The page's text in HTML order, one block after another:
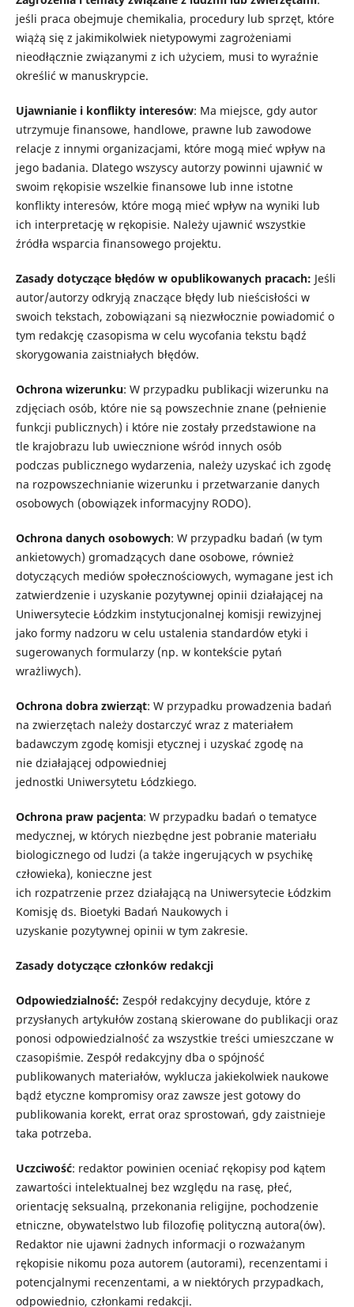
jeśli praca obejmuje chemikalia, procedury lub sprzęt, które
wiążą się z jakimikolwiek nietypowymi zagrożeniami
nieodłącznie związanymi z ich użyciem, musi to wyraźnie
określić w manuskrypcie.
Ujawnianie i konflikty interesów: Ma miejsce, gdy autor
utrzymuje finansowe, handlowe, prawne lub zawodowe
relacje z innymi organizacjami, które mogą mieć wpływ na
jego badania. Dlatego wszyscy autorzy powinni ujawnić w
swoim rękopisie wszelkie finansowe lub inne istotne
konflikty interesów, które mogą mieć wpływ na wyniki lub
ich interpretację w rękopisie. Należy ujawnić wszystkie
źródła wsparcia finansowego projektu.
Zasady dotyczące błędów w opublikowanych pracach: Jeśli
autor/autorzy odkryją znaczące błędy lub nieścisłości w
swoich tekstach, zobowiązani są niezwłocznie powiadomić o
tym redakcję czasopisma w celu wycofania tekstu bądź
skorygowania zaistniałych błędów.
Ochrona wizerunku: W przypadku publikacji wizerunku na
zdjęciach osób, które nie są powszechnie znane (pełnienie
funkcji publicznych) i które nie zostały przedstawione na
tlekrajobrazu lub uwiecznione wśród innych osób
podczas publicznego wydarzenia, należy uzyskać ich zgodę
na rozpowszechnianie wizerunku i przetwarzanie danych
osobowych (obowiązek informacyjny RODO).
Ochrona danych osobowych: W przypadku badań (w tym
ankietowych) gromadzących dane osobowe, również
dotyczących mediów społecznościowych, wymagane jest ich
zatwierdzenie i uzyskanie pozytywnej opinii działającej na
Uniwersytecie Łódzkim instytucjonalnej komisji rewizyjnej
jako formy nadzoru w celu ustalenia standardów etyki i
sugerowanych formularzy (np. w kontekście pytań
wrażliwych).
Ochrona dobrazwierząt: Wprzypadku prowadzenia badań
na zwierzętach należy dostarczyć wraz z materiałem
badawczym zgodę komisji etycznej i uzyskać zgodę na
nie działającej odpowiedniej
jednostki Uniwersytetu Łódzkiego.
Ochrona praw pacjenta: Wprzypadku badań o tematyce
medycznej, w których niezbędne jest pobranie materiału
biologicznego od ludzi (a także ingerujących w psychikę
człowieka), konieczne jest
ich rozpatrzenie przez działającą na Uniwersytecie Łódzkim
Komisjęds. Bioetyki Badań Naukowych i
uzyskanie pozytywnej opinii w tym zakresie.
Zasady dotyczące członków redakcji
Odpowiedzialność: Zespół redakcyjny decyduje, które z
przysłanych artykułów zostaną skierowane do publikacji oraz
ponosi odpowiedzialność za wszystkie treści umieszczane w
czasopiśmie. Zespół redakcyjny dba o spójność
publikowanych materiałów, wyklucza jakiekolwiek naukowe
bądź etyczne kompromisy oraz zawsze jest gotowy do
publikowania korekt, errat oraz sprostowań, gdy zaistnieje
taka potrzeba.
Uczciwość: redaktor powinien oceniać rękopisy pod kątem
zawartości intelektualnej bez względu na rasę, płeć,
orientację seksualną, przekonania religijne, pochodzenie
etniczne, obywatelstwo lub filozofię polityczną autora(ów).
Redaktor nie ujawni żadnych informacji o rozważanym
rękopisie nikomu poza autorem (autorami), recenzentami i
potencjalnymi recenzentami, a w niektórych przypadkach,
odpowiednio, członkami redakcji.